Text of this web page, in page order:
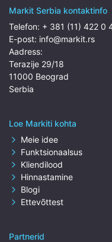
Markit Serbia kontaktinfo
Telefon: + 381 (11) 422 0
E-post: info@markit.rs
Aadress:
Terazije 29/18
11000 Beograd
Serbia
Loe Markiti kohta
Meie idee
Funktsionaalsus
Kliendilood
Hinnastamine
Blogi
Ettevõttest
Partnerid